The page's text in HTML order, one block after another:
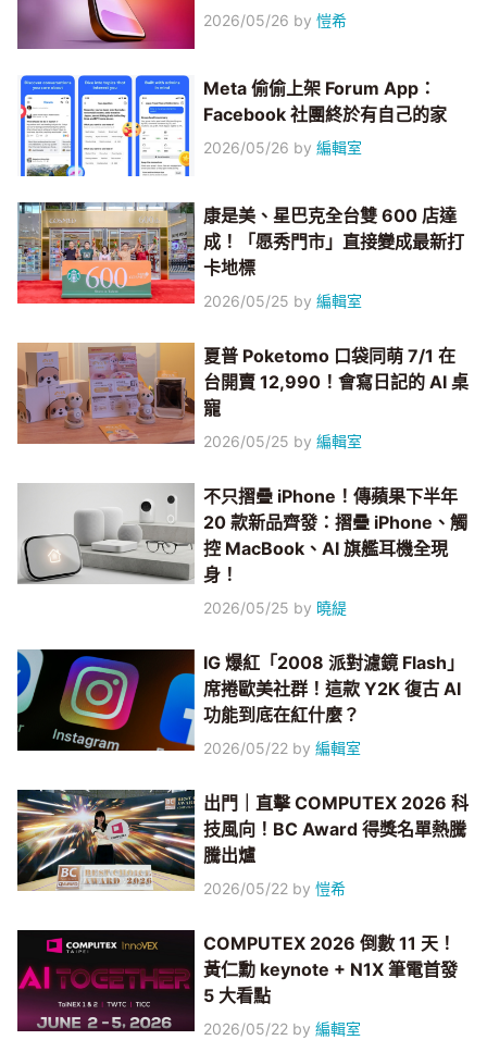
2026/05/26 by愷希
Meta 偷偷上架 Forum App：
Facebook 社團終於有自己的家
2026/05/26 by編輯室
康是美、星巴克全台雙 600 店達
成！「愿秀門市」直接變成最新打
卡地標
2026/05/25 by編輯室
夏普 Poketomo 口袋同萌 7/1 在
台開賣 12,990！會寫日記的 AI 桌
寵
2026/05/25 by編輯室
不只摺疊 iPhone！傳蘋果下半年
20 款新品齊發：摺疊 iPhone、觸
控 MacBook、AI 旗艦耳機全現
身！
2026/05/25 by 曉緹
IG 爆紅「2008 派對濾鏡 Flash」
席捲歐美社群！這款 Y2K 復古 AI
功能到底在紅什麼？
2026/05/22 by編輯室
出門｜直擊 COMPUTEX 2026 科
技風向！BC Award 得獎名單熱騰
騰出爐
2026/05/22 by愷希
COMPUTEX 2026 倒數 11 天！
黃仁勳 keynote + N1X 筆電首發
5 大看點
2026/05/22 by編輯室